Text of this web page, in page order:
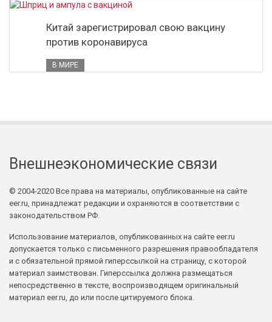
Китай зарегистрировал свою вакцину
против коронавируса
В МИРЕ
Внешнеэкономические связи
© 2004-2020 Все права на материалы, опубликованные на сайте
eer.ru, принадлежат редакции и охраняются в соответствии с
законодательством РФ.
Использование материалов, опубликованных на сайте eer.ru
допускается только с письменного разрешения правообладателя
и с обязательной прямой гиперссылкой на страницу, с которой
материал заимствован. Гиперссылка должна размещаться
непосредственно в тексте, воспроизводящем оригинальный
материал eer.ru, до или после цитируемого блока.